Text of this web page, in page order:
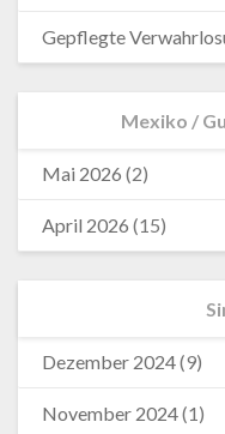
Gepflegte
Mexiko /
Mai 2026 (2)
April 2026 (15)
Dezember 2024(9)
November 2024(1)